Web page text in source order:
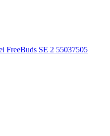
FreeBuds SE 2 55037505